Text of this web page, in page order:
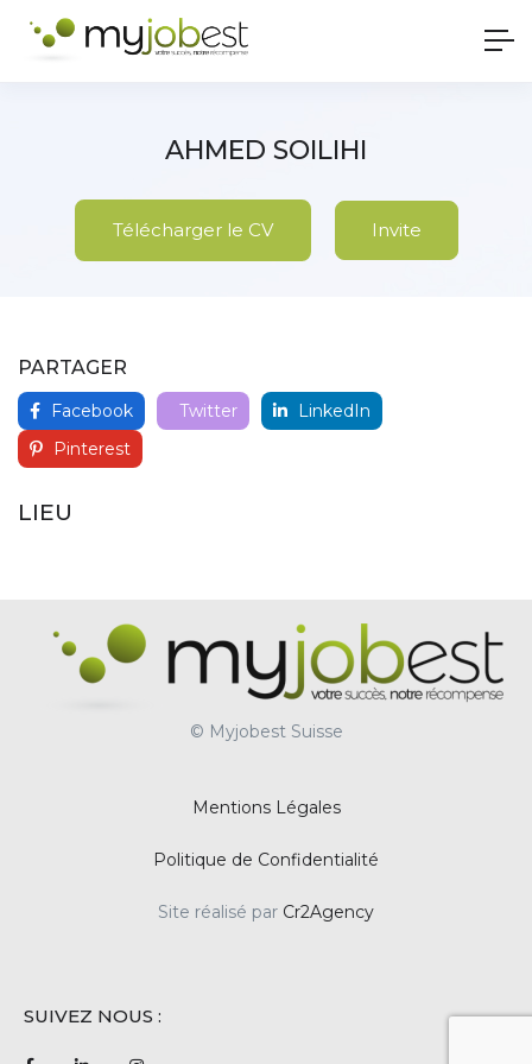
AHMED SOILIHI
Télécharger le CV Invite
PARTAGER
Facebook Twitter
LinkedIn
Pinterest
LIEU
© Myjobest Suisse
Mentions Légales
Politique de Confidentialité
Site réalisé par Cr2Agency
SUIVEZ NOUS :